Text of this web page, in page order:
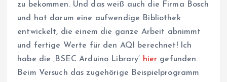
zu bekommen. Und das weiß auch die Firma Bosch
und hat darum eine aufwendige Bibliothek
entwickelt, die einem die ganze Arbeit abnimmt
und fertige Werte für den AQI berechnet! Ich
habe die ‚BSEC Arduino Library‘ hier gefunden.
Beim Versuch das zugehörige Beispielprogramm